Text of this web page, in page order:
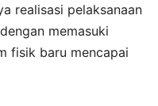
realisasi pelaksanaan
memasuki
fisik baru mencapai